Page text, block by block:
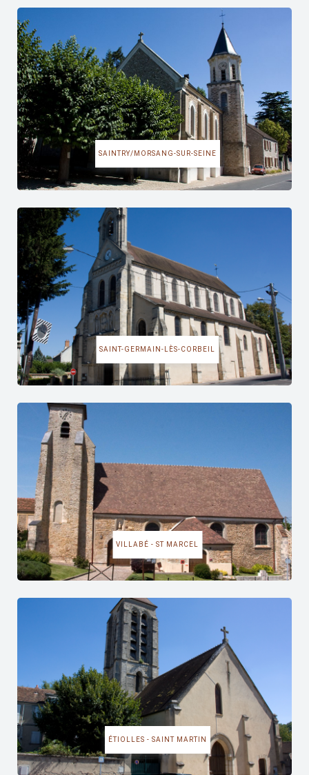
SAINTRY/MORSANG-SUR-SEINE
SAINT-GERMAIN-LÈS-CORBEIL
VILLABÉ - ST MARCEL
ÉTIOLLES - SAINT MARTIN